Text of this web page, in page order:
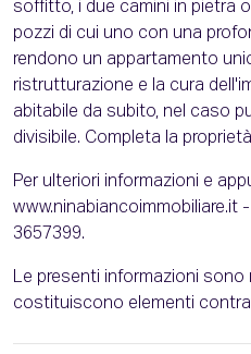
soffitto, i due camini in pietra
pozzi di cui uno con una
rendono un appartamento
ristrutturazione e la cura
abitabile da subito, nel caso
divisibile. Completa la
Per ulteriori informazioni e
www.ninabiancoimmobiliare.it
3657399.
Le presenti informazioni
costituiscono elementi